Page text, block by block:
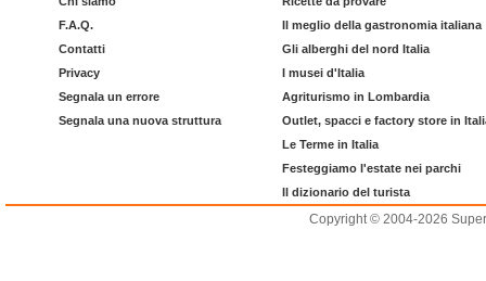
F.A.Q.
Contatti
Privacy
Segnala un errore
Segnala una nuova struttura
Il meglio della gastronomia italiana
Gli alberghi del nord Italia
I musei d'Italia
Agriturismo in Lombardia
Outlet, spacci e factory store in
Le Terme in Italia
Festeggiamo l'estate nei parchi
Il dizionario del turista
Copyright © 2004-2026